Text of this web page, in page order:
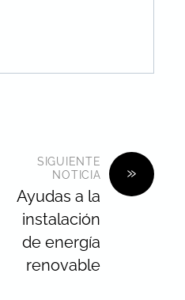
»
SIGUIENTE
NOTICIA
Ayudas a la
instalación
de energía
renovable